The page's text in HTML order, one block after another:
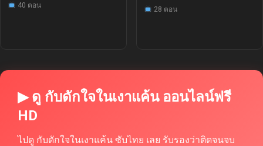
40 ตอน
28 ตอน
▶ ดู กับดักใจในเงาแค้น ออนไลน์ฟรี
HD
ไปดู กับดักใจในเงาแค้น ซับไทย เลย รับรองว่าติดจนจบ